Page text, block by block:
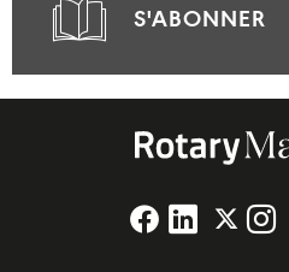
S'ABONNER